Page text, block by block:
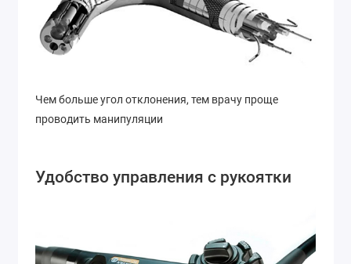
Чем больше угол отклонения, тем врачу проще
проводить манипуляции
Удобство управления с рукоятки